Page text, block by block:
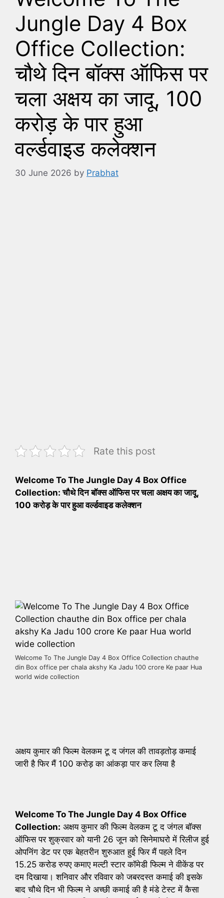
Jungle Day 4 Box
Office Collection:
चौथे दिन बॉक्स ऑफिस पर
चला अक्षय का जादू, 100
करोड़ के पार हुआ
वर्ल्डवाइड कलेक्शन
30 June 2026 by Prabhat
Rate this post
Welcome To The Jungle Day 4 Box Office
Collection: चौथे दिन बॉक्स ऑफिस पर चला अक्षय का जादू,
100 करोड़ के पार हुआ वर्ल्डवाइड कलेक्शन
Welcome To The Jungle Day 4 Box Office Collection chauthe
din Box office per chala akshy Ka Jadu 100 crore Ke paar Hua
world wide collection
अक्षय कुमार की फिल्म वेलकम टू द जंगल की तावड़तोड़ कमाई
जारी है फिर मैं 100 करोड़ का आंकड़ा पार कर लिया है
Welcome To The Jungle Day 4 Box Office
Collection: अक्षय कुमार की फिल्म वेलकम टू द जंगल बॉक्स
ऑफिस पर शुक्रवार को यानी 26 जून को सिनेमाघरो में रिलीज हुई
ओपनिंग डेट पर एक बेहतरीन शुरुआत हुई फिर मैं पहले दिन
15.25 करोड रुपए कमाए मल्टी स्टार कॉमेडी फिल्म ने वीकेंड पर
दम दिखाया। शनिवार और रविवार को जबरदस्त कमाई की इसके
बाद चौथे दिन भी फिल्म ने अच्छी कमाई की है मंडे टेस्ट में कैसा